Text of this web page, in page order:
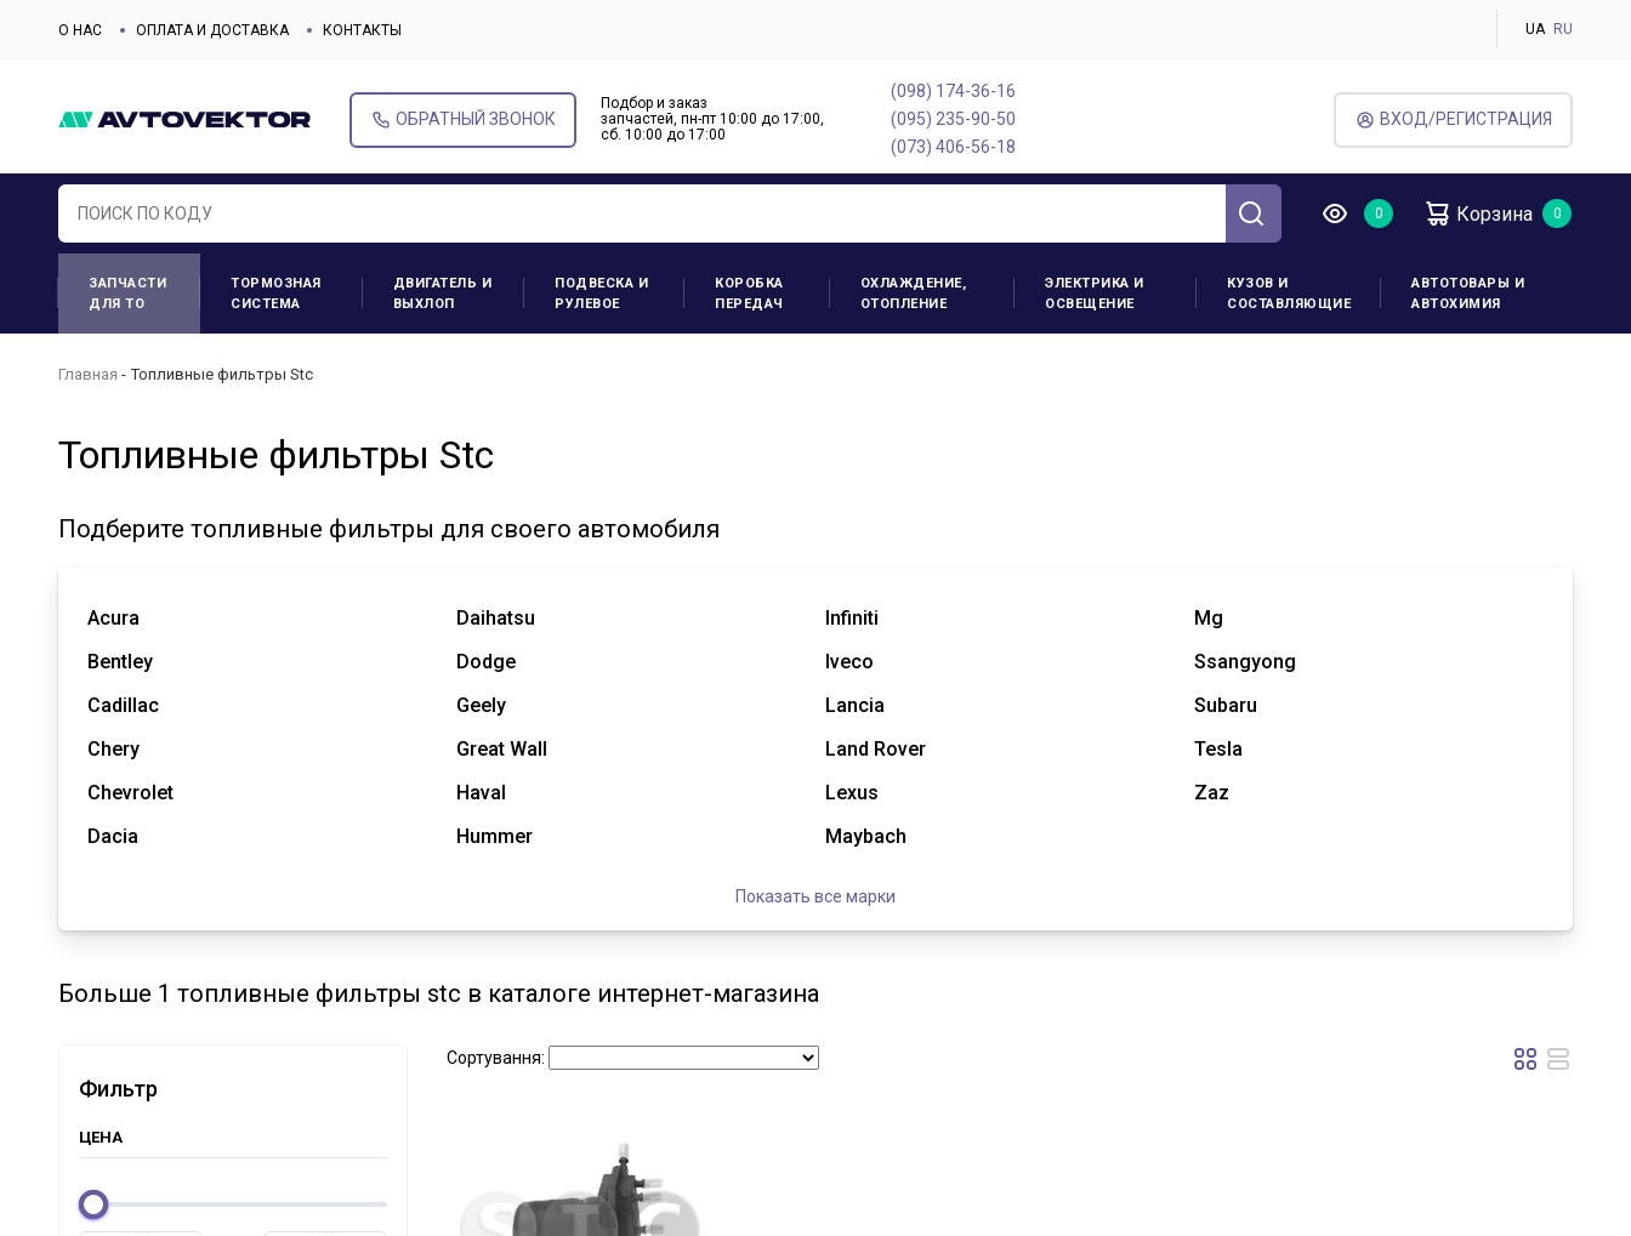
О НАС ОПЛАТА И ДОСТАВКА КОНТАКТЫ UA RU
ОБРАТНЫЙ ЗВОНОК
Подбор и заказ
запчастей, пн-пт 10:00 до 17:00,
cб. 10:00 до 17:00
(098) 174-36-16
(095) 235-90-50
(073) 406-56-18
ВХОД/РЕГИСТРАЦИЯ
Корзина
ЗАПЧАСТИ
ДЛЯ ТО
ТОРМОЗНАЯ
СИСТЕМА
ДВИГАТЕЛЬ И
ВЫХЛОП
ПОДВЕСКА И
РУЛЕВОЕ
КОРОБКА
ПЕРЕДАЧ
ОХЛАЖДЕНИЕ,
ОТОПЛЕНИЕ
ЭЛЕКТРИКА И
ОСВЕЩЕНИЕ
КУЗОВ И
СОСТАВЛЯЮЩИЕ
АВТОТОВАРЫ И
АВТОХИМИЯ
Главная Топливные фильтры Stc
Топливные фильтры Stc
Подберите топливные фильтры для своего автомобиля
Acura
Bentley
Cadillac
Chery
Chevrolet
Dacia
Daihatsu
Dodge
Geely
Great Wall
Haval
Hummer
Infiniti
Iveco
Lancia
Land Rover
Lexus
Maybach
Mg
Ssangyong
Subaru
Tesla
Zaz
Показать все марки
Больше 1 топливные фильтры stc в каталоге интернет-магазина
Фильтр
ЦЕНА
Сортування: